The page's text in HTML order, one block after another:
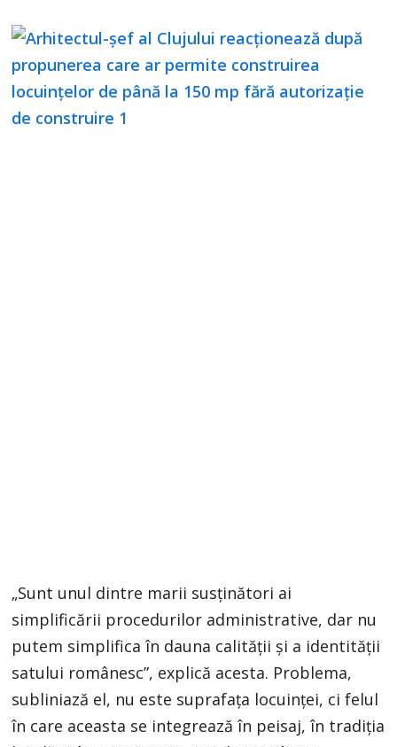
„Sunt unul dintre marii susținători ai
simplificării procedurilor administrative, dar nu
putem simplifica în dauna calității și a identității
satului românesc”, explică acesta. Problema,
subliniază el, nu este suprafața locuinței, ci felul
în care aceasta se integrează în peisaj, în tradiția